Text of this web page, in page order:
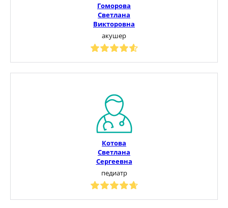
Гоморова
Светлана
Викторовна
акушер
Котова
Светлана
Сергеевна
педиатр